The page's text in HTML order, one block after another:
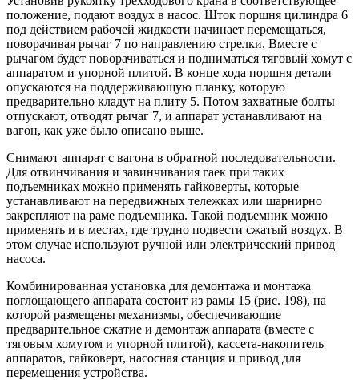
положение, подают воздух в насос. Шток поршня цилиндра 6
под действием рабочей жидкости начинает перемещаться,
поворачивая рычаг 7 по направлению стрелки. Вместе с
рычагом будет поворачиваться и подниматься тяговый хомут с
аппаратом и упорной плитой. В конце хода поршня детали
опускаются на поддерживающую планку, которую
предварительно кладут на плиту 5. Потом захватные болты
отпускают, отводят рычаг 7, и аппарат устанавливают на
вагон, как уже было описано выше.
Снимают аппарат с вагона в обратной последовательности.
Для отвинчивания и завинчивания гаек при таких
подъемниках можно применять гайковерты, которые
устанавливают на передвижных тележках или шарнирно
закрепляют на раме подъемника. Такой подъемник можно
применять и в местах, где трудно подвести сжатый воздух. В
этом случае используют ручной или электрический привод
насоса.
Комбинированная установка для демонтажа и монтажа
поглощающего аппарата состоит из рамы 15 (рис. 198), на
которой размещены механизмы, обеспечивающие
предварительное сжатие и демонтаж аппарата (вместе с
тяговым хомутом и упорной плитой), кассета-накопитель
аппаратов, гайковерт, насосная станция и привод для
перемещения устройства.